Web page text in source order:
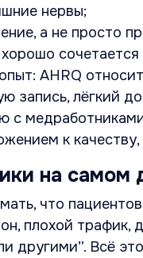
нервы;
а не просто
AHRQ
запись, лёгкий
с
к
на самом
что
плохой
другими”. Всё